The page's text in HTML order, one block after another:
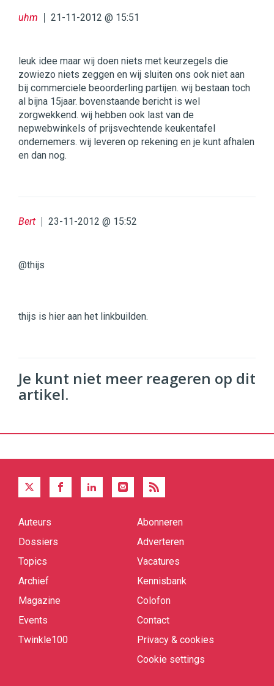
uhm 21-11-2012 @ 15:51
leuk idee maar wij doen niets met keurzegels die
zowiezo niets zeggen en wij sluiten ons ook niet aan
bij commerciele beoorderling partijen. wij bestaan toch
al bijna 15jaar. bovenstaande bericht is wel
zorgwekkend. wij hebben ook last van de
nepwebwinkels of prijsvechtende keukentafel
ondernemers. wij leveren op rekening en je kunt afhalen
en dan nog.
Bert 23-11-2012 @ 15:52
@thijs
thijs is hier aan het linkbuilden.
Je kunt niet meer reageren op dit
artikel.
Quick
Auteurs
Dossiers
Topics
Archief
Magazine
Events
Twinkle100
Abonneren
Adverteren
Vacatures
Kennisbank
Colofon
Contact
Privacy & cookies
Cookie settings